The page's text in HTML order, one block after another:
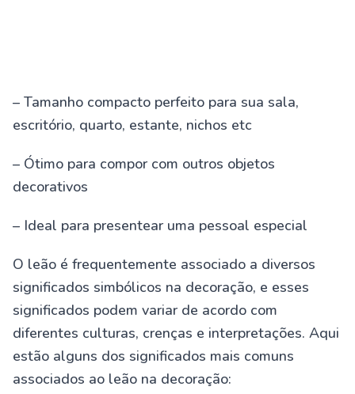
– Tamanho compacto perfeito para sua sala,
escritório, quarto, estante, nichos etc
– Ótimo para compor com outros objetos
decorativos
– Ideal para presentear uma pessoal especial
O leão é frequentemente associado a diversos
significados simbólicos na decoração, e esses
significados podem variar de acordo com
diferentes culturas, crenças e interpretações. Aqui
estão alguns dos significados mais comuns
associados ao leão na decoração: